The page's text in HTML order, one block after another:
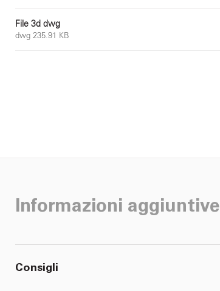
File 3d dwg
dwg 235.91 KB
Informazioni aggiuntive
Consigli